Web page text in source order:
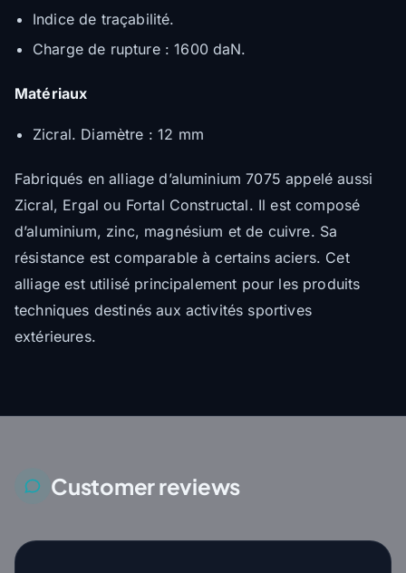
Indice de traçabilité.
Charge de rupture : 1600 daN.
Matériaux
Zicral. Diamètre : 12 mm
Fabriqués en alliage d’aluminium 7075 appelé aussi
Zicral, Ergal ou Fortal Constructal. Il est composé
d’aluminium, zinc, magnésium et de cuivre. Sa
résistance est comparable à certains aciers. Cet
alliage est utilisé principalement pour les produits
techniques destinés aux activités sportives
extérieures.
Customer reviews